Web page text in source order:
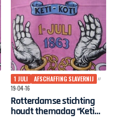
1 JULI
AFSCHAFFING SLAVERNIJ
19-04-16
Rotterdamse stichting
houdt themadag “Keti